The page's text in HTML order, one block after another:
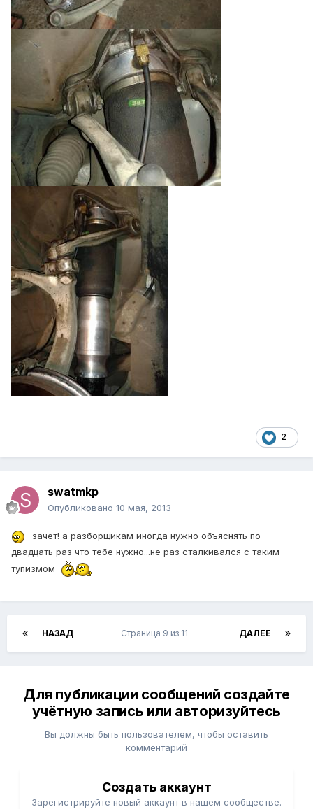
2
swatmkp
Опубликовано 10 мая, 2013
зачет! а разборщикам иногда нужно объяснять по
двадцать раз что тебе нужно...не раз сталкивался с таким
тупизмом
НАЗАД ДАЛЕЕ
Страница 9 из 11
Для публикации сообщений создайте
учётную запись или авторизуйтесь
Вы должны быть пользователем, чтобы оставить
комментарий
Создать аккаунт
Зарегистрируйте новый аккаунт в нашем сообществе.